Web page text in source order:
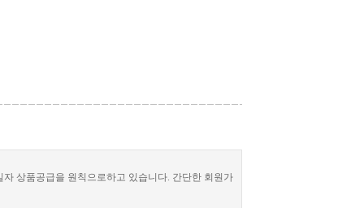
상품공급을 원칙으로하고 있습니다. 간단한 회원가